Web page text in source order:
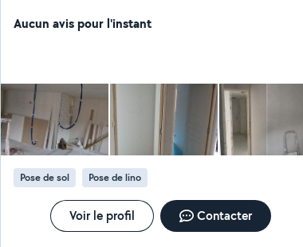
comme en rénovation. À la tête de ma propre
Isolation thermique et phonique Aménagement
intérieur Je me déplace directement sur vos chantiers
afin d'étudier vos besoins et vous proposer un devis
personnalisé, clair et gratuit. Mon objectif : vous
garantir un travail soigné, des finitions de qualité et le
respect des délais. N'hésitez pas à me contacter pour
discuter de votre projet.
Aucun avis pour l'instant
Pose de sol Pose de lino
Voir le profil Contacter